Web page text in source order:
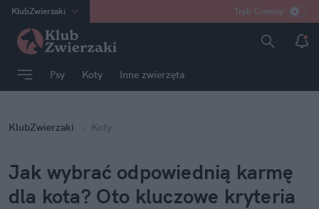
KlubZwierzaki
na:Temat
INN:Poland
ASZ:dziennik
dad :HERO
Tryb Ciemny
Psy Koty Inne zwierzęta
KlubZwierzaki Koty
Jak wybrać odpowiednią karmę
dla kota? Oto kluczowe kryteria